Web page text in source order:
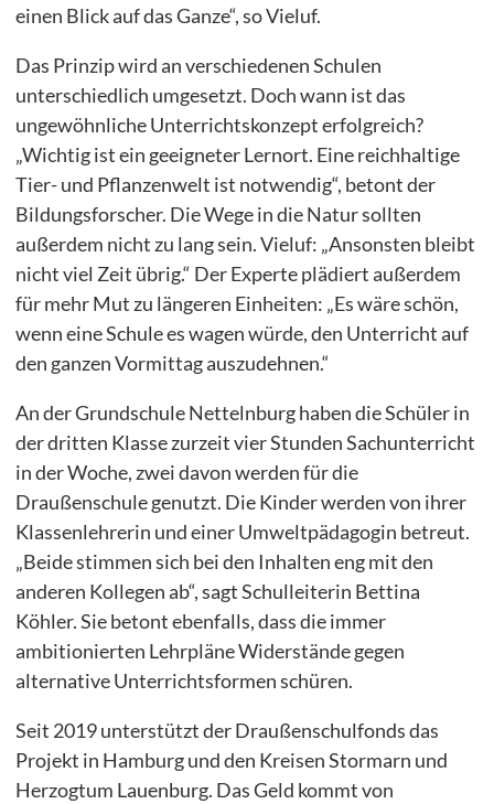
einen Blick auf das Ganze“, so Vieluf.
Das Prinzip wird an verschiedenen Schulen
unterschiedlich umgesetzt. Doch wann ist das
ungewöhnliche Unterrichtskonzept erfolgreich?
„Wichtig ist ein geeigneter Lernort. Eine reichhaltige
Tier- und Pflanzenwelt ist notwendig“, betont der
Bildungsforscher. Die Wege in die Natur sollten
außerdem nicht zu lang sein. Vieluf: „Ansonsten bleibt
nicht viel Zeit übrig.“ Der Experte plädiert außerdem
für mehr Mut zu längeren Einheiten: „Es wäre schön,
wenn eine Schule es wagen würde, den Unterricht auf
den ganzen Vormittag auszudehnen.“
An der Grundschule Nettelnburg haben die Schüler in
der dritten Klasse zurzeit vier Stunden Sachunterricht
in der Woche, zwei davon werden für die
Draußenschule genutzt. Die Kinder werden von ihrer
Klassenlehrerin und einer Umweltpädagogin betreut.
„Beide stimmen sich bei den Inhalten eng mit den
anderen Kollegen ab“, sagt Schulleiterin Bettina
Köhler. Sie betont ebenfalls, dass die immer
ambitionierten Lehrpläne Widerstände gegen
alternative Unterrichtsformen schüren.
Seit 2019 unterstützt der Draußenschulfonds das
Projekt in Hamburg und den Kreisen Stormarn und
Herzogtum Lauenburg. Das Geld kommt von